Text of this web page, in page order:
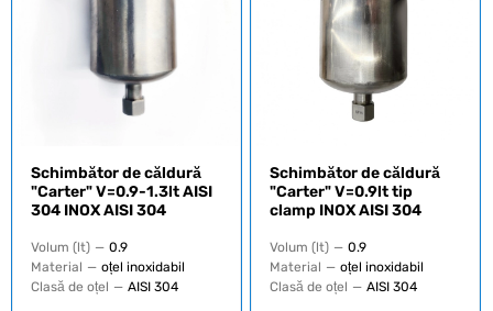
Schimbător de căldură
"Carter" V=0.9-1.3lt AISI
304 INOX AISI 304
Volum (lt) — 0.9
Material — oțel inoxidabil
Clasă de oțel — AISI 304
Schimbător de căldură
"Carter" V=0.9lt tip
clamp INOX AISI 304
Volum (lt) — 0.9
Material — oțel inoxidabil
Clasă de oțel — AISI 304